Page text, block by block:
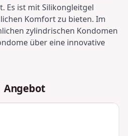
Es ist mit Silikongleitgel
Komfort zu bieten. Im
zylindrischen Kondomen
über eine innovative
Angebot